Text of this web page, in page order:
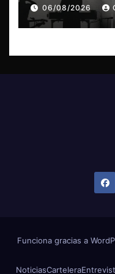
06/08/2026
Funciona gracias a
NoticiasCartelera